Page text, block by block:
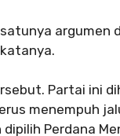
argumen
Partai ini
menempuh
Perdana